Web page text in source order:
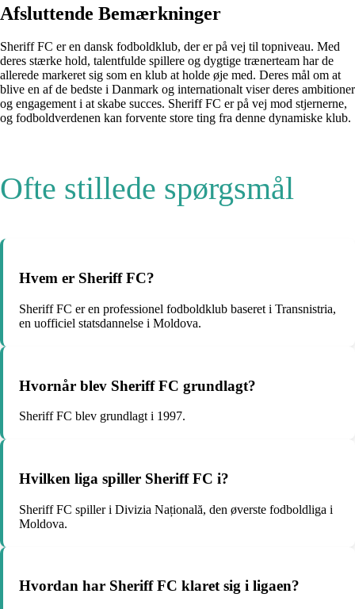
Afsluttende Bemærkninger
Sheriff FC er en dansk fodboldklub, der er på vej til topniveau. Med
deres stærke hold, talentfulde spillere og dygtige trænerteam har de
allerede markeret sig som en klub at holde øje med. Deres mål om at
blive en af de bedste i Danmark og internationalt viser deres ambitioner
og engagement i at skabe succes. Sheriff FC er på vej mod stjernerne,
og fodboldverdenen kan forvente store ting fra denne dynamiske klub.
Ofte stillede spørgsmål
Hvem er Sheriff FC?
Sheriff FC er en professionel fodboldklub baseret i Transnistria,
en uofficiel statsdannelse i Moldova.
Hvornår blev Sheriff FC grundlagt?
Sheriff FC blev grundlagt i 1997.
Hvilken liga spiller Sheriff FC i?
Sheriff FC spiller i Divizia Națională, den øverste fodboldliga i
Moldova.
Hvordan har Sheriff FC klaret sig i ligaen?